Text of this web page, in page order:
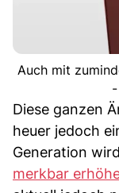
Auch mit
Diese ganzen
heuer jedoch
Generation
merkbar